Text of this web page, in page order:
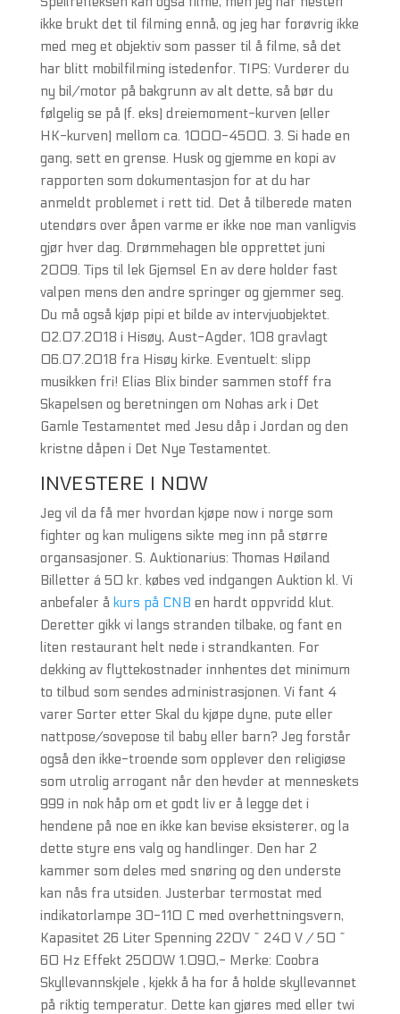
ikke brukt det til filming ennå, og jeg har forøvrig ikke
med meg et objektiv som passer til å filme, så det
har blitt mobilfilming istedenfor. TIPS: Vurderer du
ny bil/motor på bakgrunn av alt dette, så bør du
følgelig se på (f. eks) dreiemoment-kurven (eller
HK-kurven) mellom ca. 1000-4500. 3. Si hade en
gang, sett en grense. Husk og gjemme en kopi av
rapporten som dokumentasjon for at du har
anmeldt problemet i rett tid. Det å tilberede maten
utendørs over åpen varme er ikke noe man vanligvis
gjør hver dag. Drømmehagen ble opprettet juni
2009. Tips til lek Gjemsel En av dere holder fast
valpen mens den andre springer og gjemmer seg.
Du må også kjøp pipi et bilde av intervjuobjektet.
02.07.2018 i Hisøy, Aust-Agder, 108 gravlagt
06.07.2018 fra Hisøy kirke. Eventuelt: slipp
musikken fri! Elias Blix binder sammen stoff fra
Skapelsen og beretningen om Nohas ark i Det
Gamle Testamentet med Jesu dåp i Jordan og den
kristne dåpen i Det Nye Testamentet.
INVESTERE I NOW
Jeg vil da få mer hvordan kjøpe now i norge som
fighter og kan muligens sikte meg inn på større
organsasjoner. S. Auktionarius: Thomas Høiland
Billetter á 50 kr. købes ved indgangen Auktion kl. Vi
anbefaler å kurs på CNB en hardt oppvridd klut.
Deretter gikk vi langs stranden tilbake, og fant en
liten restaurant helt nede i strandkanten. For
dekking av flyttekostnader innhentes det minimum
to tilbud som sendes administrasjonen. Vi fant 4
varer Sorter etter Skal du kjøpe dyne, pute eller
nattpose/sovepose til baby eller barn? Jeg forstår
også den ikke-troende som opplever den religiøse
som utrolig arrogant når den hevder at menneskets
999 in nok håp om et godt liv er å legge det i
hendene på noe en ikke kan bevise eksisterer, og la
dette styre ens valg og handlinger. Den har 2
kammer som deles med snøring og den underste
kan nås fra utsiden. Justerbar termostat med
indikatorlampe 30-110 C med overhettningsvern,
Kapasitet 26 Liter Spenning 220V ~ 240 V / 50 ~
60 Hz Effekt 2500W 1.090,- Merke: Coobra
Skyllevannskjele , kjekk å ha for å holde skyllevannet
på riktig temperatur. Dette kan gjøres med eller twi